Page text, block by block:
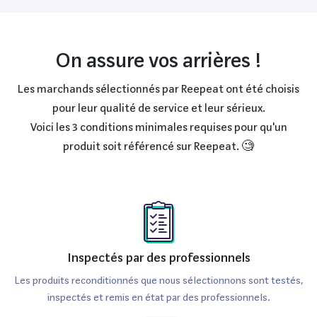
jour régulières et un accès à une bibliothèque de recettes
en constante évolution. Avec 8 Go de stockage interne,
l'utilisateur peut enregistrer ses recettes favorites
directement sur l'appareil.
température, élargissant considérablement les
possibilités culinaires. Les différences de performance et
de fonctionnalités font du TM6 un choix supérieur pour les
cuisiniers modernes.
Pourquoi acheter un Vorwerk
On assure vos arrières !
Les marchands sélectionnés par Reepeat ont été choisis
pour leur qualité de service et leur sérieux.
Voici les 3 conditions minimales requises pour qu'un
produit soit référencé sur Reepeat. 🧐
Inspectés par des professionnels
Les produits reconditionnés que nous sélectionnons sont testés,
inspectés et remis en état par des professionnels.